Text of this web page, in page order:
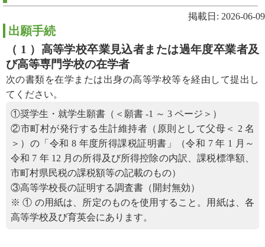
掲載日: 2026-06-09
出願手続
（ 1 ）高等学校卒業見込者または過年度卒業者及
び高等専門学校の在学者
次の書類を在学または出身の高等学校等を経由して提出し
てください。
①奨学生・就学生願書（＜願書 -1 ～ 3 ページ＞）
②市町村が発行する生計維持者（原則として父母＜ 2 名
＞）の「令和 8 年度所得課税証明書」（令和 7 年 1 月～
令和 7 年 12 月の所得及び所得控除の内訳、課税標準額、
市町村県民税の課税額等の記載のもの）
③高等学校長の証明する調査書（開封無効）
※ ① の用紙は、所定のものを使用すること。用紙は、各
高等学校及び育英会にあります。